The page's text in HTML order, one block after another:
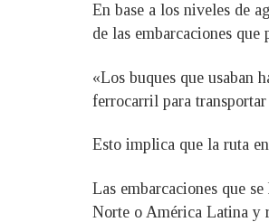
En base a los niveles de
de las embarcaciones
«Los buques que usaban
ferrocarril para
Esto implica que la ruta
Las embarcaciones que
Norte o América Latina y